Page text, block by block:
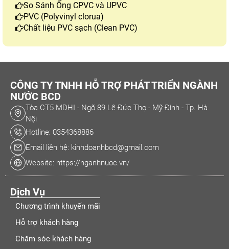
So Sánh Ống CPVC và UPVC
PVC (Polyvinyl clorua)
Chất liệu PVC sạch (Clean PVC)
CÔNG TY TNHH HỖ TRỢ PHÁT TRIỂN NGÀNH
NƯỚC BCD
Tòa CT5 MDHI - Ngõ 89 Lê Đức Thọ - Mỹ Đình - Tp. Hà
Nội
Hotline: 0354368886
Email liên hệ: kinhdoanhbcd@gmail.com
Website: https://nganhnuoc.vn/
Dịch Vụ
Chương trình khuyến mãi
Hỗ trợ khách hàng
Chăm sóc khách hàng